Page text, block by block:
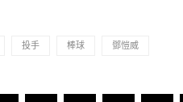
投手 棒球 鄧愷威